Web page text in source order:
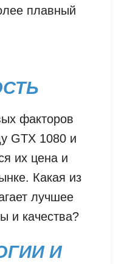
плавный
факторов
GTX 1080 и
их цена и
Какая из
лучшее
и качества?
И